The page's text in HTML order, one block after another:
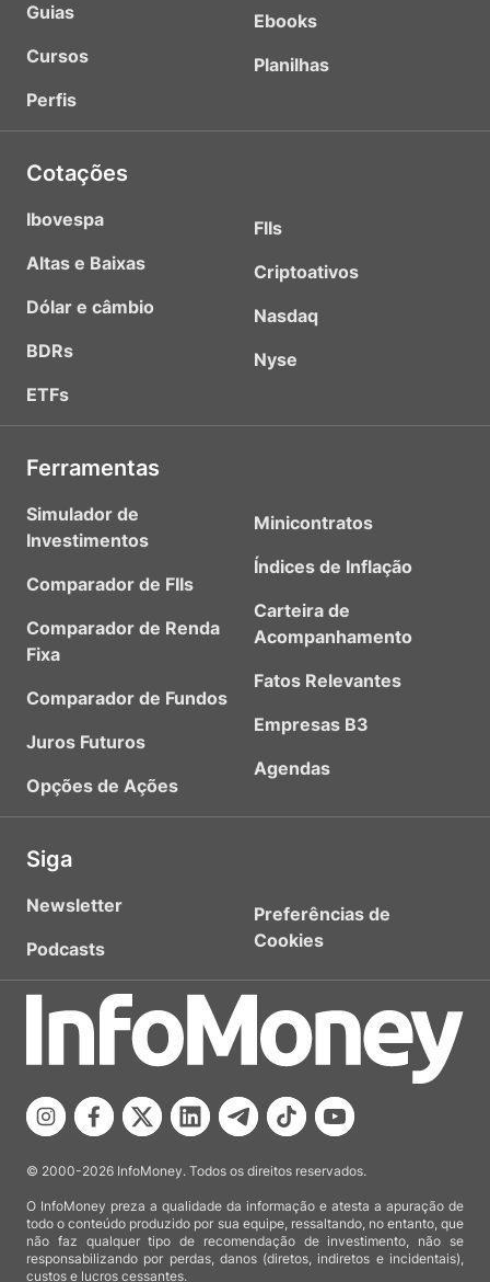
Guias
Cursos
Perfis
Ebooks
Planilhas
Cotações
Ibovespa
Altas e Baixas
Dólar e câmbio
BDRs
ETFs
FIIs
Criptoativos
Nasdaq
Nyse
Ferramentas
Simulador de
Investimentos
Comparador de FIIs
Comparador de Renda
Fixa
Comparador de Fundos
Juros Futuros
Opções de Ações
Minicontratos
Índices de Inflação
Carteira de
Acompanhamento
Fatos Relevantes
Empresas B3
Agendas
Siga
Newsletter
Podcasts
Preferências de
Cookies
© 2000-2026 InfoMoney. Todos os direitos reservados.
O InfoMoney preza a qualidade da informação e atesta a apuração de
todo o conteúdo produzido por sua equipe, ressaltando, no entanto, que
não faz qualquer tipo de recomendação de investimento, não se
responsabilizando por perdas, danos (diretos, indiretos e incidentais),
custos e lucros cessantes.